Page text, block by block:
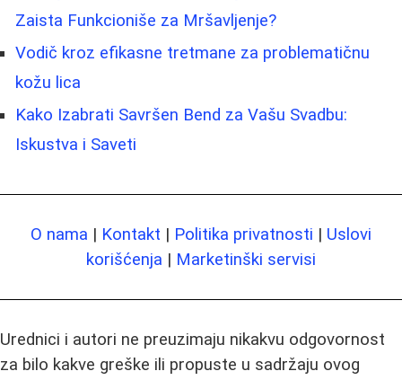
Zaista Funkcioniše za Mršavljenje?
Vodič kroz efikasne tretmane za problematičnu
kožu lica
Kako Izabrati Savršen Bend za Vašu Svadbu:
Iskustva i Saveti
O nama | Kontakt | Politika privatnosti | Uslovi
korišćenja | Marketinški servisi
Urednici i autori ne preuzimaju nikakvu odgovornost
za bilo kakve greške ili propuste u sadržaju ovog